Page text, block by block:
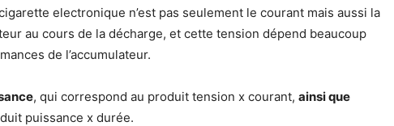
electronique n’est pas seulement le courant mais aussi la
au cours de la décharge, et cette tension dépend beaucoup
de l’accumulateur.
, qui correspond au produit tension x courant, ainsi que
puissance x durée.